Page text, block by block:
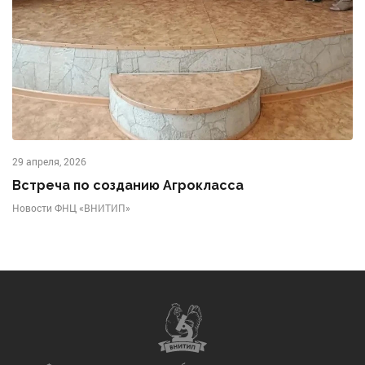
29 апреля, 2026
Встреча по созданию Агрокласса
Новости ФНЦ «ВНИТИП»